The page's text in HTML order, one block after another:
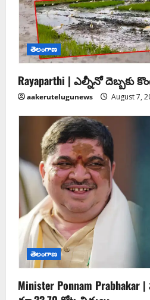
తెలంగాణ
Rayaparthi | ఎల్నీనో
aakerutelugunews August 7,
తెలంగాణ
Minister Ponnam